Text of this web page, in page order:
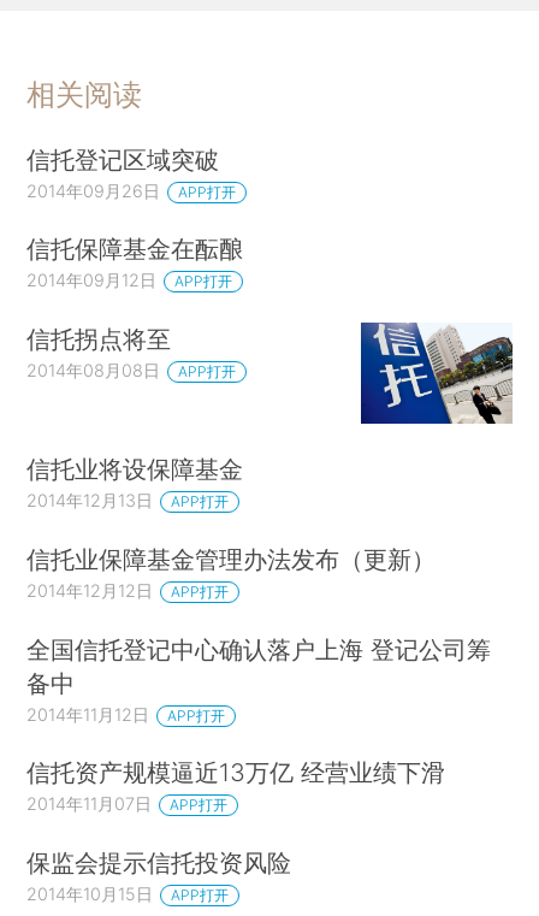
相关阅读
信托登记区域突破
2014年09月26日 APP打开
信托保障基金在酝酿
2014年09月12日 APP打开
信托拐点将至
2014年08月08日 APP打开
信托业将设保障基金
2014年12月13日 APP打开
信托业保障基金管理办法发布（更新）
2014年12月12日 APP打开
全国信托登记中心确认落户上海 登记公司筹
备中
2014年11月12日 APP打开
信托资产规模逼近13万亿 经营业绩下滑
2014年11月07日 APP打开
保监会提示信托投资风险
2014年10月15日 APP打开